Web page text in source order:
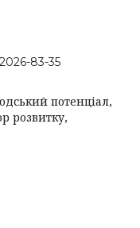
83-35
потенціал,
розвитку,